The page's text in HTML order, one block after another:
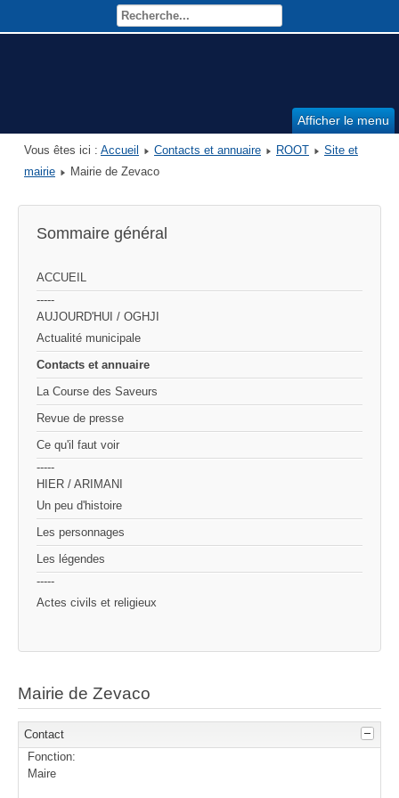
Afficher le menu
Vous êtes ici : Accueil Contacts et annuaire ROOT
Site et
mairie
Mairie de Zevaco
Sommaire général
ACCUEIL
-----
AUJOURD'HUI / OGHJI
Actualité municipale
Contacts et annuaire
La Course des Saveurs
Revue de presse
Ce qu'il faut voir
-----
HIER / ARIMANI
Un peu d'histoire
Les personnages
Les légendes
-----
Actes civils et religieux
Mairie de Zevaco
Contact
Fonction:
Maire